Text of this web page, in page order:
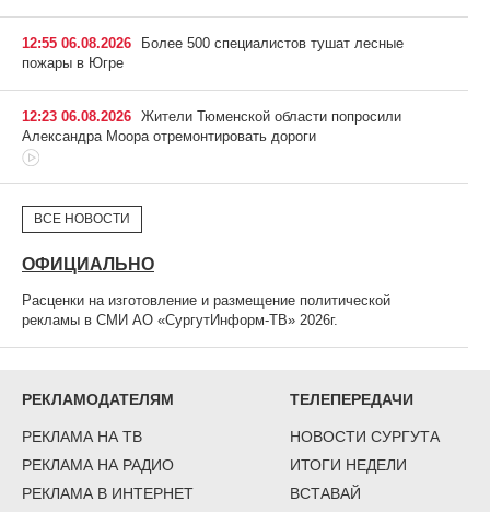
12:55 06.08.2026
Более 500 специалистов тушат лесные
пожары в Югре
12:23 06.08.2026 Жители Тюменской области попросили
Александра Моора отремонтировать дороги
ВСЕ НОВОСТИ
ОФИЦИАЛЬНО
Расценки на изготовление и размещение политической
рекламы в СМИ АО «СургутИнформ-ТВ» 2026г.
РЕКЛАМОДАТЕЛЯМ
РЕКЛАМА НА ТВ
РЕКЛАМА НА РАДИО
РЕКЛАМА В ИНТЕРНЕТ
ТЕЛЕПЕРЕДАЧИ
НОВОСТИ СУРГУТА
ИТОГИ НЕДЕЛИ
ВСТАВАЙ